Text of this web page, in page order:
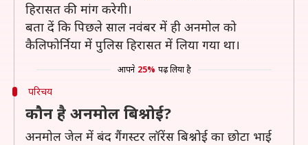
हिरासत की मांग करेगी।
बता दें कि पिछले साल नवंबर में ही अनमोल को
कैलिफोर्निया में पुलिस हिरासत में लिया गया था।
आपने 25% पढ़ लिया है
परिचय
कौन है अनमोल बिश्नोई?
अनमोल जेल में बंद गैंगस्टर लॉरेंस बिश्नोई का छोटा भाई